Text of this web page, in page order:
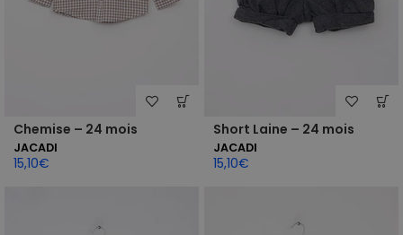
Chemise – 24 mois
JACADI
15,10€
Short Laine – 24 mois
JACADI
15,10€